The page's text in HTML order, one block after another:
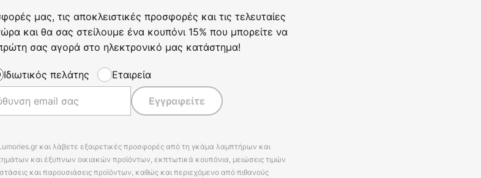
μας, τις αποκλειστικές προσφορές και τις τελευταίες
και θα σας στείλουμε ένα κουπόνι 15% που μπορείτε να
σας αγορά στο ηλεκτρονικό μας κατάστημα!
Ιδιωτικός πελάτης Εταιρεία
Εγγραφείτε
και λάβετε εξαιρετικές προσφορές από τη γκάμα λαμπτήρων και
και έξυπνων οικιακών προϊόντων, εκπτωτικά κουπόνια, μειώσεις τιμών
και παρουσιάσεις προϊόντων, καθώς και περιεχόμενο από πιθανούς